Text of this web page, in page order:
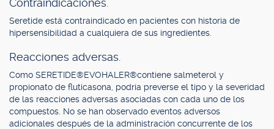
Contraindicaciones.
Seretide está contraindicado en pacientes con historia de
hipersensibilidad a cualquiera de sus ingredientes.
Reacciones adversas.
Como SERETIDE®EVOHALER®contiene salmeterol y
propionato de fluticasona, podría preverse el tipo y la severidad
de las reacciones adversas asociadas con cada uno de los
compuestos. No se han observado eventos adversos
adicionales después de la administración concurrente de los